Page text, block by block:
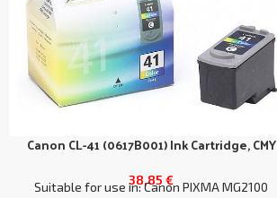
Canon CL-41 (0617B001) Ink Cartridge, CMY
38,85 €
Suitable for use in: Canon PIXMA MG2100